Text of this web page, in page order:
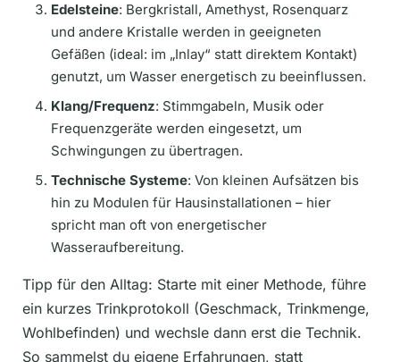
Edelsteine: Bergkristall, Amethyst, Rosenquarz
und andere Kristalle werden in geeigneten
Gefäßen (ideal: im „Inlay“ statt direktem Kontakt)
genutzt, um Wasser energetisch zu beeinflussen.
Klang/Frequenz: Stimmgabeln, Musik oder
Frequenzgeräte werden eingesetzt, um
Schwingungen zu übertragen.
Technische Systeme: Von kleinen Aufsätzen bis
hin zu Modulen für Hausinstallationen – hier
spricht man oft von energetischer
Wasseraufbereitung.
Tipp für den Alltag: Starte mit einer Methode, führe
ein kurzes Trinkprotokoll (Geschmack, Trinkmenge,
Wohlbefinden) und wechsle dann erst die Technik.
So sammelst du eigene Erfahrungen, statt